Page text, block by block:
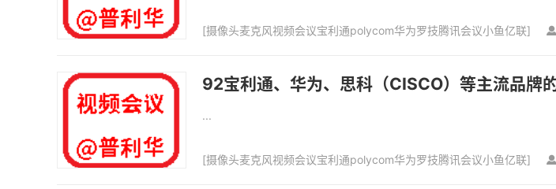
[摄像头麦克风视频会议宝利通polycom华为罗技腾讯会议小鱼亿联]
92宝利通、华为、思科（CISCO）等主流品
...
[摄像头麦克风视频会议宝利通polycom华为罗技腾讯会议小鱼亿联]